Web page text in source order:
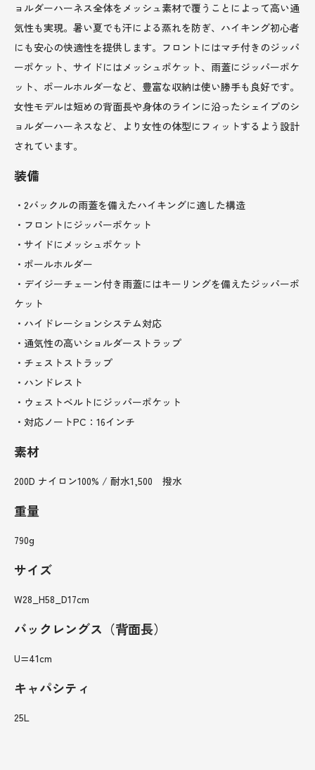
ョルダーハーネス全体をメッシュ素材で覆うことによって高い通
気性も実現。暑い夏でも汗による蒸れを防ぎ、ハイキング初心者
にも安心の快適性を提供します。フロントにはマチ付きのジッパ
ーポケット、サイドにはメッシュポケット、雨蓋にジッパーポケ
ット、ポールホルダーなど、豊富な収納は使い勝手も良好です。
女性モデルは短めの背面長や身体のラインに沿ったシェイプのシ
ョルダーハーネスなど、より女性の体型にフィットするよう設計
されています。
装備
・2バックルの雨蓋を備えたハイキングに適した構造
・フロントにジッパーポケット
・サイドにメッシュポケット
・ポールホルダー
・デイジーチェーン付き雨蓋にはキーリングを備えたジッパーポ
ケット
・ハイドレーションシステム対応
・通気性の高いショルダーストラップ
・チェストストラップ
・ハンドレスト
・ウェストベルトにジッパーポケット
・対応ノートPC：16インチ
素材
200D ナイロン100% / 耐水1,500 撥水
重量
790g
サイズ
W28_H58_D17cm
バックレングス（背面長）
U=41cm
キャパシティ
25L